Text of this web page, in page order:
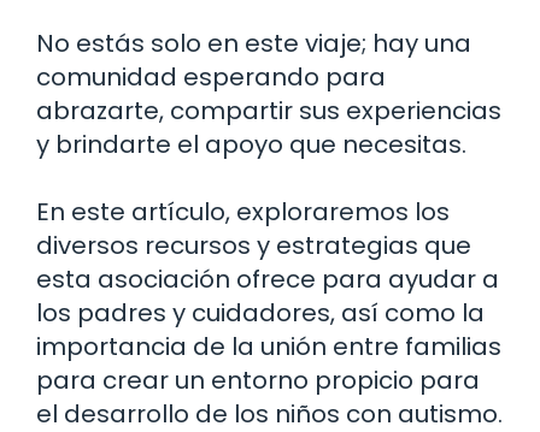
No estás solo en este viaje; hay una
comunidad esperando para
abrazarte, compartir sus experiencias
y brindarte el apoyo que necesitas.
En este artículo, exploraremos los
diversos recursos y estrategias que
esta asociación ofrece para ayudar a
los padres y cuidadores, así como la
importancia de la unión entre familias
para crear un entorno propicio para
el desarrollo de los niños con autismo.